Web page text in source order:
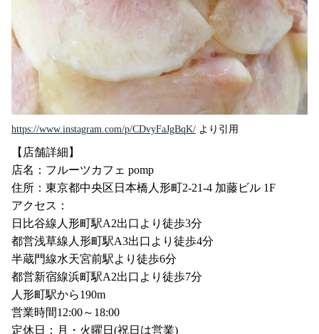
https://www.instagram.com/p/CDvyFaJgBqK/ ⁡ より引用
【店舗詳細】
店名：フルーツカフェ pomp
住所：東京都中央区日本橋人形町2-21-4 加藤ビル 1F
アクセス：
日比谷線人形町駅A2出口より徒歩3分
都営浅草線人形町駅A3出口より徒歩4分
半蔵門線水天宮前駅より徒歩6分
都営新宿線浜町駅A2出口より徒歩7分
人形町駅から190m
営業時間12:00～18:00
定休日：月・火曜日(祝日は営業)